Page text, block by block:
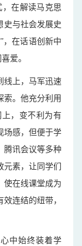
，在解读马克思
史与社会发展史
，在话语创新中
爱。
线上，马军迅速
索。他充分利用
，变不利为有
场感，但便于学
腾讯会议等多种
素，让同学们
使在线课堂成为
连结的纽带，
中始终装着学